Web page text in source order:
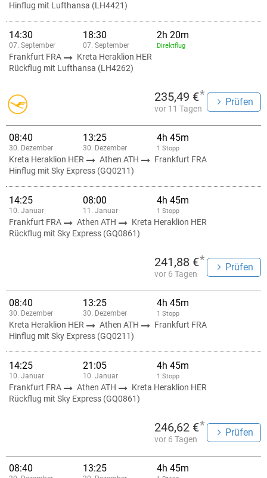
Hinflug mit Lufthansa (LH4421)
14:30
07. September
18:30
07. September
2h 20m
Direktflug
Frankfurt FRA
Kreta Heraklion HER
Rückflug mit Lufthansa (LH4262)
235,49 €*
vor 11 Tagen
Prüfen
08:40
30. Dezember
13:25
30. Dezember
4h 45m
1 Stopp
Kreta Heraklion HER Athen ATH
Frankfurt FRA
Hinflug mit Sky Express (GQ0211)
14:25
10. Januar
08:00
11. Januar
4h 45m
1 Stopp
Frankfurt FRA Athen ATH
Kreta Heraklion HER
Rückflug mit Sky Express (GQ0861)
241,88 €*
vor 6 Tagen
Prüfen
08:40
30. Dezember
13:25
30. Dezember
4h 45m
1 Stopp
Kreta Heraklion HER Athen ATH
Frankfurt FRA
Hinflug mit Sky Express (GQ0211)
14:25
10. Januar
21:05
10. Januar
4h 45m
1 Stopp
Frankfurt FRA Athen ATH
Kreta Heraklion HER
Rückflug mit Sky Express (GQ0861)
246,62 €*
vor 6 Tagen
Prüfen
08:40 13:25 4h 45m